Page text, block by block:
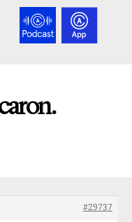
#29737